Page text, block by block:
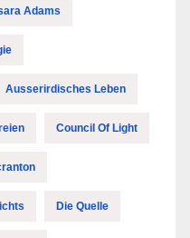
Adams
Ausserirdisches Leben
Council Of Light
Die Quelle